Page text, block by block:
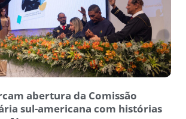
abertura da Comissão
sul-americana com histórias